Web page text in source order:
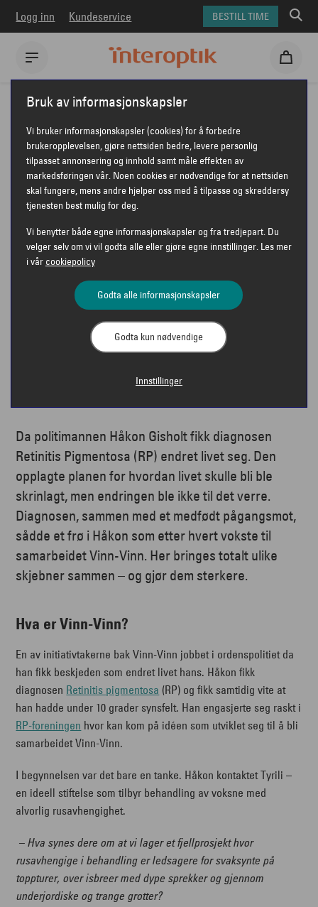
Logg inn Kundeservice BESTILL TIME
Interoptik Artikler Vinn-Vinn
VINN-VINN – FOR SYN
OG SINN!
Da politimannen Håkon Gisholt fikk diagnosen
Retinitis Pigmentosa (RP) endret livet seg. Den
opplagte planen for hvordan livet skulle bli ble
skrinlagt, men endringen ble ikke til det verre.
Diagnosen, sammen med et medfødt pågangsmot,
sådde et frø i Håkon som etter hvert vokste til
samarbeidet Vinn-Vinn. Her bringes totalt ulike
skjebner sammen – og gjør dem sterkere.
Hva er Vinn-Vinn?
En av initiativtakerne bak Vinn-Vinn jobbet i ordenspolitiet da
han fikk beskjeden som endret livet hans. Håkon fikk
diagnosen Retinitis pigmentosa (RP) og fikk samtidig vite at
han hadde under 10 grader synsfelt. Han engasjerte seg raskt i
RP-foreningen hvor kan kom på idéen som utviklet seg til å bli
samarbeidet Vinn-Vinn.
I begynnelsen var det bare en tanke. Håkon kontaktet Tyrili –
en ideell stiftelse som tilbyr behandling av voksne med
alvorlig rusavhengighet.
– Hva synes dere om at vi lager et fjellprosjekt hvor
rusavhengige i behandling er ledsagere for svaksynte på
toppturer, over isbreer med dype sprekker og gjennom
underjordiske og trange grotter?
Bruk av informasjonskapsler
Vi bruker informasjonskapsler (cookies) for å forbedre
brukeropplevelsen, gjøre nettsiden bedre, levere personlig
tilpasset annonsering og innhold samt måle effekten av
markedsføringen vår. Noen cookies er nødvendige for at nettsiden
skal fungere, mens andre hjelper oss med å tilpasse og skreddersy
tjenesten best mulig for deg.
Vi benytter både egne informasjonskapsler og fra tredjepart. Du
velger selv om vi vil godta alle eller gjøre egne innstillinger. Les mer
i vår cookiepolicy
Godta alle informasjonskapsler
Godta kun nødvendige
Innstillinger